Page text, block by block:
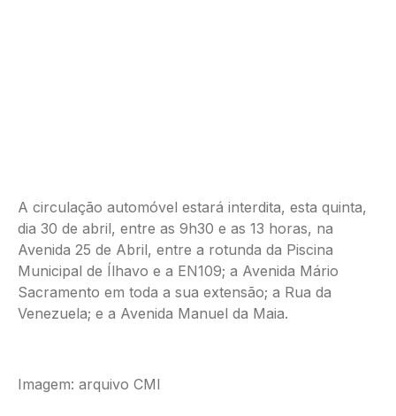
A circulação automóvel estará interdita, esta quinta,
dia 30 de abril, entre as 9h30 e as 13 horas, na
Avenida 25 de Abril, entre a rotunda da Piscina
Municipal de Ílhavo e a EN109; a Avenida Mário
Sacramento em toda a sua extensão; a Rua da
Venezuela; e a Avenida Manuel da Maia.
Imagem: arquivo CMI